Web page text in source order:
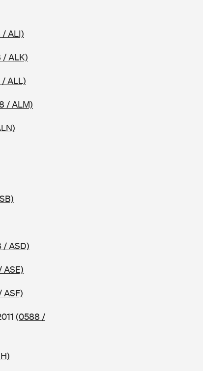
ALI)
/ ALK)
ALL)
/ ALM)
/ ASD)
ASE)
ASF)
(0588 /